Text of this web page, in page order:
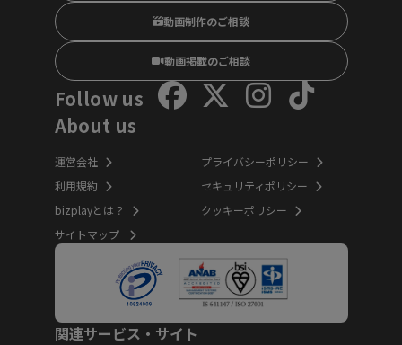
動画制作のご相談
動画掲載のご相談
Follow us
About us
運営会社
利用規約
bizplayとは？
サイトマップ
プライバシーポリシー
セキュリティポリシー
クッキーポリシー
関連サービス・サイト